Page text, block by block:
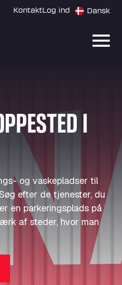
KontaktLog ind Dansk
I
og vaskepladser til
efter de tjenester, du
en parkeringsplads på
af steder, hvor man